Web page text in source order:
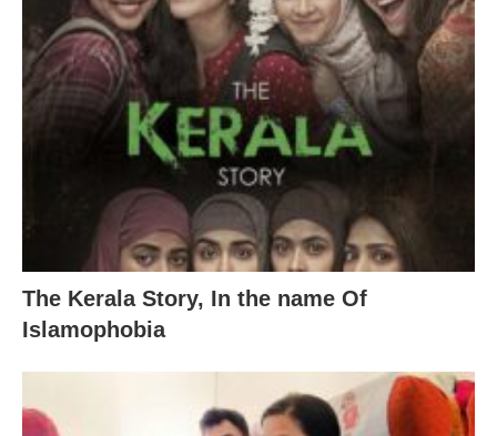
The Kerala Story, In the name Of
Islamophobia